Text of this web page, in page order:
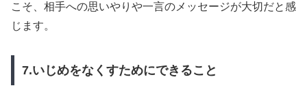
こそ、相手への思いやりや一言のメッセージが大切だと感
じます。
7.いじめをなくすためにできること